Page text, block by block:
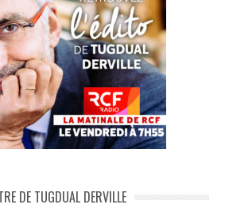
DE TUGDUAL DERVILLE